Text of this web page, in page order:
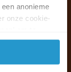
anonieme
onze cookie-